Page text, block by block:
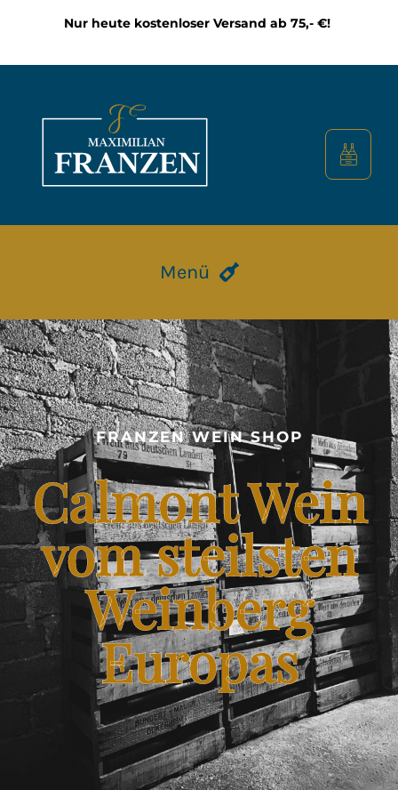
Nur heute kostenloser Versand ab 75,- €!
Menü
HOME
CALMONT WEINBERG
SHOP – FRANZEN WEIN VOM STEILSTEN WEINBERG
EUROPAS
BLOG – CALMONT WINE
KONTAKT
FRANZENKOCHT.DE
FRANZEN WEIN SHOP
Calmont Wein
vom steilsten
Weinberg
Europas